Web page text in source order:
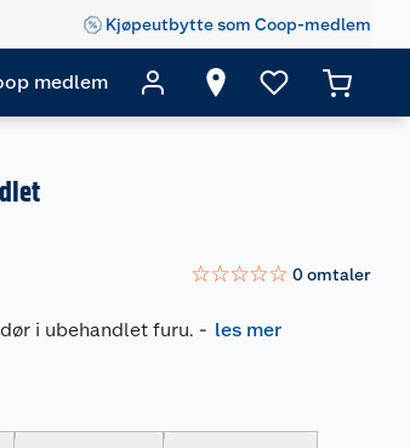
Kjøpeutbytte som Coop-medlem
medlem
☆☆☆☆☆ 0omtaler
i ubehandlet furu. - les mer